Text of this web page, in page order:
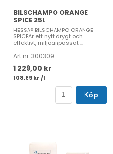
BILSCHAMPO ORANGE
SPICE 25L
HESSA® BILSCHAMPO ORANGE
SPICEÄr ett nytt drygt och
effektivt, miljöanpassat ...
Art nr. 300309
1 229,00 kr
108,89 kr /l
Köp